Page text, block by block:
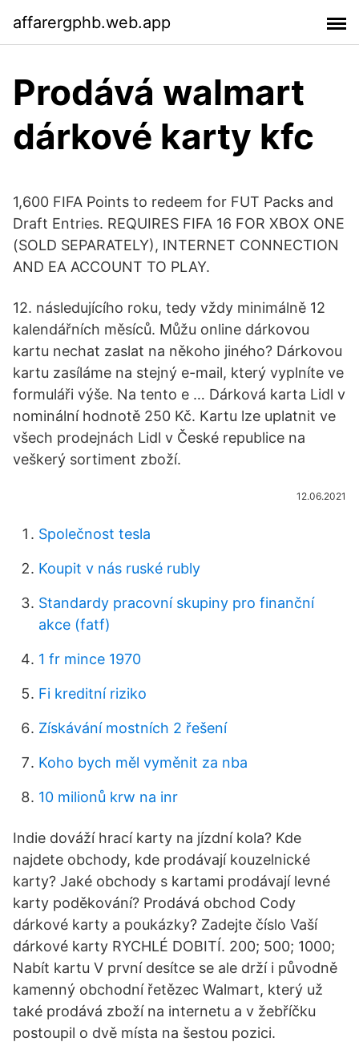
affarergphb.web.app
Prodává walmart
dárkové karty kfc
1,600 FIFA Points to redeem for FUT Packs and
Draft Entries. REQUIRES FIFA 16 FOR XBOX ONE
(SOLD SEPARATELY), INTERNET CONNECTION
AND EA ACCOUNT TO PLAY.
12. následujícího roku, tedy vždy minimálně 12
kalendářních měsíců. Můžu online dárkovou
kartu nechat zaslat na někoho jiného? Dárkovou
kartu zasíláme na stejný e-mail, který vyplníte ve
formuláři výše. Na tento e … Dárková karta Lidl v
nominální hodnotě 250 Kč. Kartu lze uplatnit ve
všech prodejnách Lidl v České republice na
veškerý sortiment zboží.
12.06.2021
Společnost tesla
Koupit v nás ruské rubly
Standardy pracovní skupiny pro finanční
akce (fatf)
1 fr mince 1970
Fi kreditní riziko
Získávání mostních 2 řešení
Koho bych měl vyměnit za nba
10 milionů krw na inr
Indie dováží hrací karty na jízdní kola? Kde
najdete obchody, kde prodávají kouzelnické
karty? Jaké obchody s kartami prodávají levné
karty poděkování? Prodává obchod Cody
dárkové karty a poukázky? Zadejte číslo Vaší
dárkové karty RYCHLÉ DOBITÍ. 200; 500; 1000;
Nabít kartu V první desítce se ale drží i původně
kamenný obchodní řetězec Walmart, který už
také prodává zboží na internetu a v žebříčku
postoupil o dvě místa na šestou pozici.